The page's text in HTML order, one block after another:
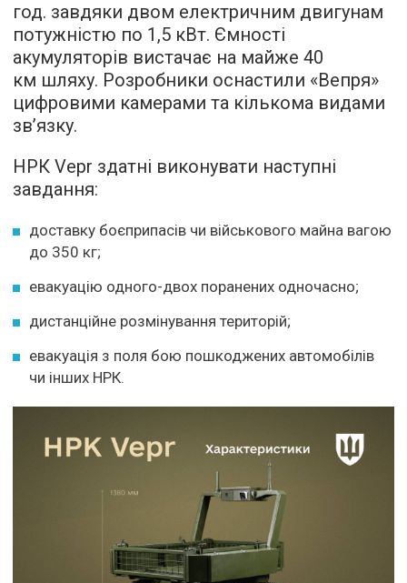
год. завдяки двом електричним двигунам
потужністю по 1,5 кВт. Ємності
акумуляторів вистачає на майже 40
км шляху. Розробники оснастили «Вепря»
цифровими камерами та кількома видами
зв’язку.
НРК Vepr здатні виконувати наступні
завдання:
доставку боєприпасів чи військового майна вагою
до 350 кг;
евакуацію одного-двох поранених одночасно;
дистанційне розмінування територій;
евакуація з поля бою пошкоджених автомобілів
чи інших НРК.